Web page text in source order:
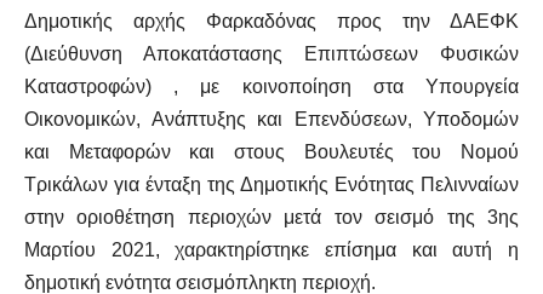
Δημοτικής αρχής Φαρκαδόνας προς την ΔΑΕΦΚ
(Διεύθυνση Αποκατάστασης Επιπτώσεων Φυσικών
Καταστροφών) , με κοινοποίηση στα Υπουργεία
Οικονομικών, Ανάπτυξης και Επενδύσεων, Υποδομών
και Μεταφορών και στους Βουλευτές του Νομού
Τρικάλων για ένταξη της Δημοτικής Ενότητας Πελινναίων
στην οριοθέτηση περιοχών μετά τον σεισμό της 3ης
Μαρτίου 2021, χαρακτηρίστηκε επίσημα και αυτή η
δημοτική ενότητα σεισμόπληκτη περιοχή.